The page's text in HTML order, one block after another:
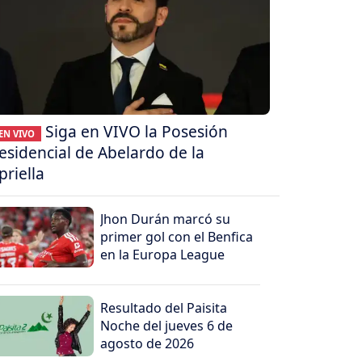
VIVO
Siga en VIVO la Posesión
de Abelardo de la
Jhon Durán marcó su
primer gol con el Benfica
en la Europa League
Resultado del Paisita
Noche del jueves 6 de
agosto de 2026